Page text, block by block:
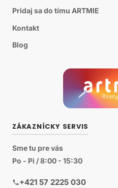
Pridaj sa do tímu ARTMIE
Kontakt
Blog
ZÁKAZNÍCKY SERVIS
Sme tu pre vás
Po - Pi / 8:00 - 15:30
+421 57 2225 030